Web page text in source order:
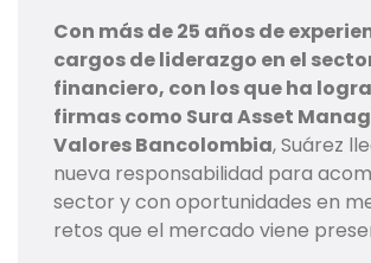
Con más de 25 años de
cargos de liderazgo en el
financiero, con los que ha
firmas como Sura Asset
Valores Bancolombia, Suárez
nueva responsabilidad para
sector y con oportunidades en
retos que el mercado viene